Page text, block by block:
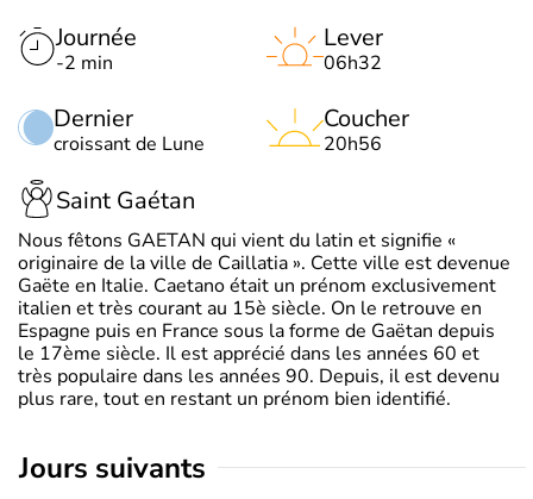
Journée
-2 min
Dernier
croissant de Lune
Lever
06h32
Coucher
20h56
Saint Gaétan
Nous fêtons GAETAN qui vient du latin et signifie «
originaire de la ville de Caillatia ». Cette ville est devenue
Gaëte en Italie. Caetano était un prénom exclusivement
italien et très courant au 15è siècle. On le retrouve en
Espagne puis en France sous la forme de Gaëtan depuis
le 17ème siècle. Il est apprécié dans les années 60 et
très populaire dans les années 90. Depuis, il est devenu
plus rare, tout en restant un prénom bien identifié.
jours suivants